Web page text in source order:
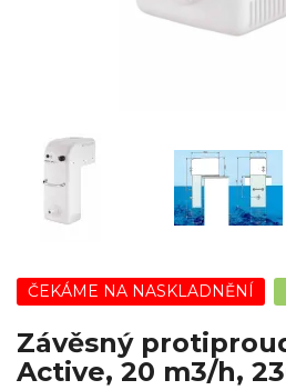
ČEKÁME NA NASKLADNĚNÍ
Závěsný
Active, 20 m3/h,